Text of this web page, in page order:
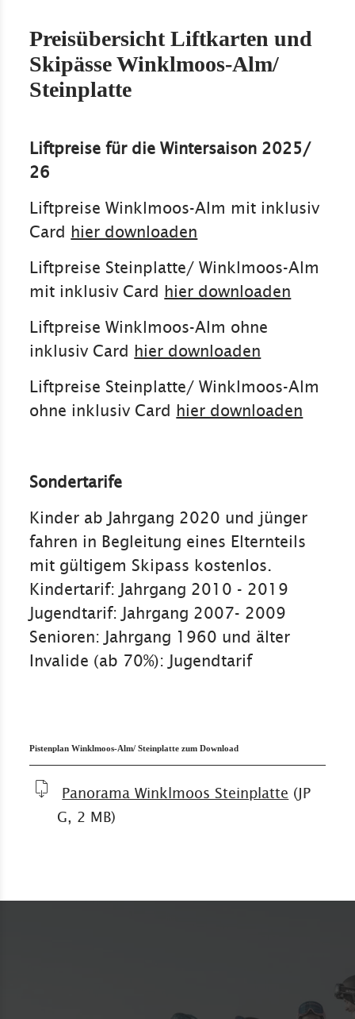
Preisübersicht Liftkarten und
Skipässe Winklmoos-Alm/
Steinplatte
Liftpreise für die Wintersaison 2025/
26
Liftpreise Winklmoos-Alm mit inklusiv
Card hier downloaden
Liftpreise Steinplatte/ Winklmoos-Alm
mit inklusiv Card hier downloaden
Liftpreise Winklmoos-Alm ohne
inklusiv Card hier downloaden
Liftpreise Steinplatte/ Winklmoos-Alm
ohne inklusiv Card hier downloaden
Sondertarife
Kinder ab Jahrgang 2020 und jünger
fahren in Begleitung eines Elternteils
mit gültigem Skipass kostenlos.
Kindertarif: Jahrgang 2010 - 2019
Jugendtarif: Jahrgang 2007- 2009
Senioren: Jahrgang 1960 und älter
Invalide (ab 70%): Jugendtarif
Pistenplan Winklmoos-Alm/ Steinplatte zum Download
Panorama Winklmoos Steinplatte (JP
G, 2 MB)